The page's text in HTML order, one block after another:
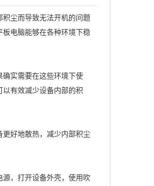
尘而导致无法开机的问题
电脑能够在各种环境下稳
实需要在这些环境下使
有效减少设备内部的积
好地散热，减少内部积尘
，打开设备外壳，使用吹